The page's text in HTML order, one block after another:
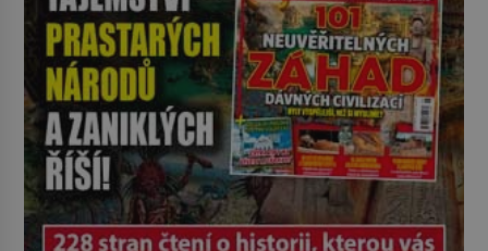
(1900–1945) zná každý, o koho se
historie jen otřela. Jenže […]